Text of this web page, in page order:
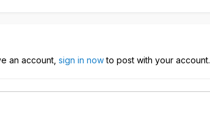
an account, sign in nowto post with your account.